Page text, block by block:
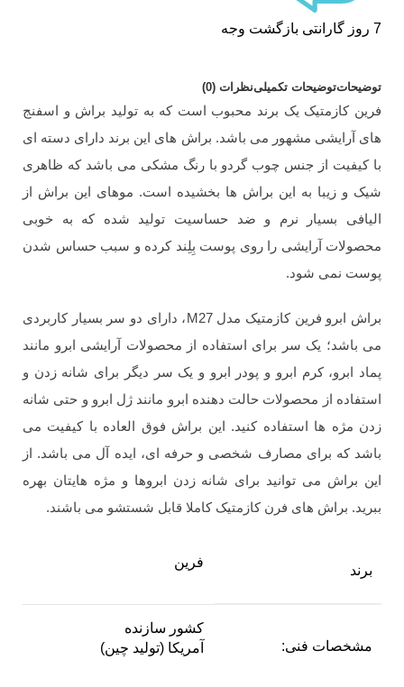
7 روز گارانتی بازگشت وجه
توضیحاتتوضیحات تکمیلینظرات (0)
فرین کازمتیک یک برند محبوب است که به تولید براش و اسفنج
های آرایشی مشهور می باشد. براش های این برند دارای دسته ای
با کیفیت از جنس چوب گردو با رنگ مشکی می باشد که ظاهری
شیک و زیبا به این براش ها بخشیده است. موهای این براش از
الیافی بسیار نرم و ضد حساسیت تولید شده که به خوبی
محصولات آرایشی را روی پوست بِلِند کرده و سبب حساس شدن
پوست نمی شود.
براش ابرو فرین کازمتیک مدل M27، دارای دو سر بسیار کاربردی
می باشد؛ یک سر برای استفاده از محصولات آرایشی ابرو مانند
پماد ابرو، کرم ابرو و پودر ابرو و یک سر دیگر برای شانه زدن و
استفاده از محصولات حالت دهنده ابرو مانند ژل ابرو و حتی شانه
زدن مژه ها استفاده کنید. این براش فوق العاده با کیفیت می
باشد که برای مصارف شخصی و حرفه ای، ایده آل می باشد. از
این براش می توانید برای شانه زدن ابروها و مژه هایتان بهره
ببرید. براش های فرن کازمتیک کاملا قابل شستشو می باشند.
برند
فرین
مشخصات فنی:
کشور سازنده
آمریکا (تولید چین)